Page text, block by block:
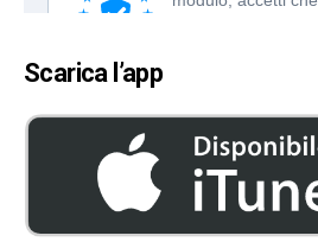
Scarica l’app